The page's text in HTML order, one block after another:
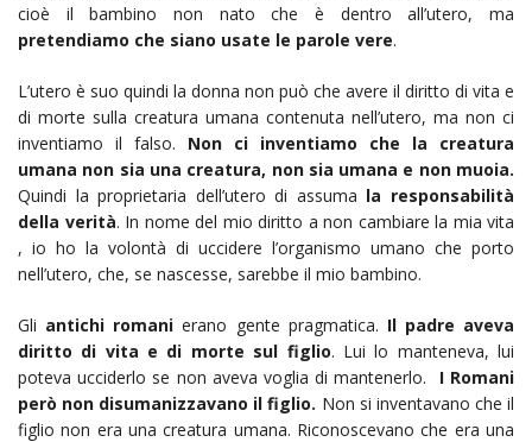
cioè il bambino non nato che è dentro all’utero, ma
pretendiamo che siano usate le parole vere.
L’utero è suo quindi la donna non può che avere il diritto di vita e
di morte sulla creatura umana contenuta nell’utero, ma non ci
inventiamo il falso. Non ci inventiamo che la creatura
umana non sia una creatura, non sia umana e non muoia.
Quindi la proprietaria dell’utero di assuma la responsabilità
della verità. In nome del mio diritto a non cambiare la mia vita
, io ho la volontà di uccidere l’organismo umano che porto
nell’utero, che, se nascesse, sarebbe il mio bambino.
Gli antichi romani erano gente pragmatica. Il padre aveva
diritto di vita e di morte sul figlio. Lui lo manteneva, lui
poteva ucciderlo se non aveva voglia di mantenerlo.
I Romani
però non disumanizzavano il figlio. Non si inventavano che il
figlio non era una creatura umana. Riconoscevano che era una